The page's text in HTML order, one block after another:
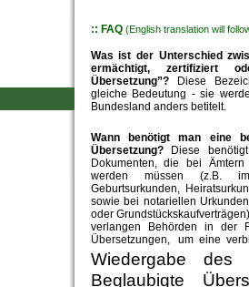
:: FAQ(English translation will
Was ist der Unterschied
ermächtigt, zertifiziert
Übersetzung”?
Diese
gleiche Bedeutung - sie
Bundesland anders betitelt.
Wann benötigt man eine
Übersetzung?
Diese
Dokumenten, die bei
werden müssen (z.B.
Geburtsurkunden,
sowie bei notariellen
oder
verlangen Behörden in der
Übersetzungen, um eine
Wiedergabe des
Beglaubigte